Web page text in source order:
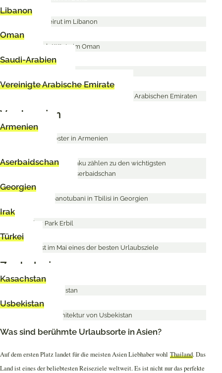
Libanon
Oman
Saudi-Arabien
Vereinigte Arabische Emirate
Vorderasien
Armenien
Aserbaidschan
Georgien
Irak
Türkei
Zentralasien
Kasachstan
Usbekistan
Was sind berühmte Urlaubsorte in Asien?
Auf dem ersten Platz landet für die meisten Asien Liebhaber wohl Thailand. Das
Land ist eines der beliebtesten Reiseziele weltweit. Es ist nicht nur das perfekte